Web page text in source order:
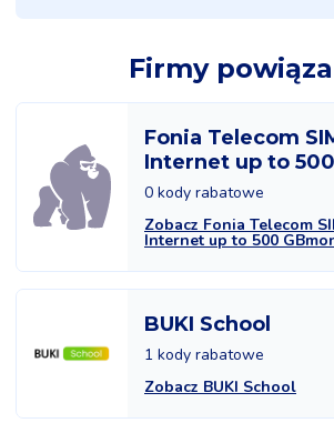
Firmy
Fonia Telecom
Internet up to
0 kody rabatowe
Zobacz Fonia Telecom
Internet up to 500
BUKI School
1 kody rabatowe
Zobacz BUKI School